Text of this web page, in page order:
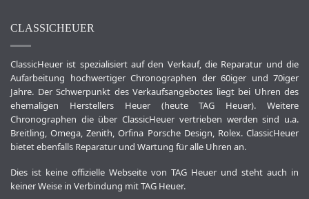
CLASSICHEUER
ClassicHeuer ist spezialisiert auf den Verkauf, die Reparatur und die
Aufarbeitung hochwertiger Chronographen der 60iger und 70iger
Jahre. Der Schwerpunkt des Verkaufsangebotes liegt bei Uhren des
ehemaligen Herstellers Heuer (heute TAG Heuer). Weitere
Chronographen die über ClassicHeuer vertrieben werden sind u.a.
Breitling, Omega, Zenith, Orfina Porsche Design, Rolex. ClassicHeuer
bietet ebenfalls Reparatur und Wartung für alle Uhren an.
Dies ist keine offizielle Webseite von TAG Heuer und steht auch in
keiner Weise in Verbindung mit TAG Heuer.